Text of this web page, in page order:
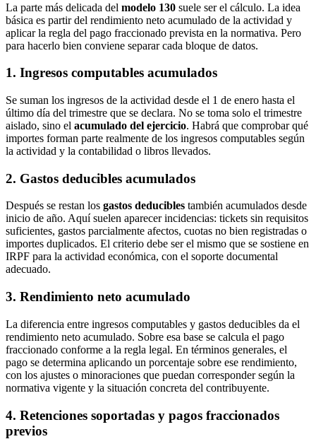
La parte más delicada del modelo 130 suele ser el cálculo. La idea
básica es partir del rendimiento neto acumulado de la actividad y
aplicar la regla del pago fraccionado prevista en la normativa. Pero
para hacerlo bien conviene separar cada bloque de datos.
1. Ingresos computables acumulados
Se suman los ingresos de la actividad desde el 1 de enero hasta el
último día del trimestre que se declara. No se toma solo el trimestre
aislado, sino el acumulado del ejercicio. Habrá que comprobar qué
importes forman parte realmente de los ingresos computables según
la actividad y la contabilidad o libros llevados.
2. Gastos deducibles acumulados
Después se restan los gastos deducibles también acumulados desde
inicio de año. Aquí suelen aparecer incidencias: tickets sin requisitos
suficientes, gastos parcialmente afectos, cuotas no bien registradas o
importes duplicados. El criterio debe ser el mismo que se sostiene en
IRPF para la actividad económica, con el soporte documental
adecuado.
3. Rendimiento neto acumulado
La diferencia entre ingresos computables y gastos deducibles da el
rendimiento neto acumulado. Sobre esa base se calcula el pago
fraccionado conforme a la regla legal. En términos generales, el
pago se determina aplicando un porcentaje sobre ese rendimiento,
con los ajustes o minoraciones que puedan corresponder según la
normativa vigente y la situación concreta del contribuyente.
4. Retenciones soportadas y pagos fraccionados
previos